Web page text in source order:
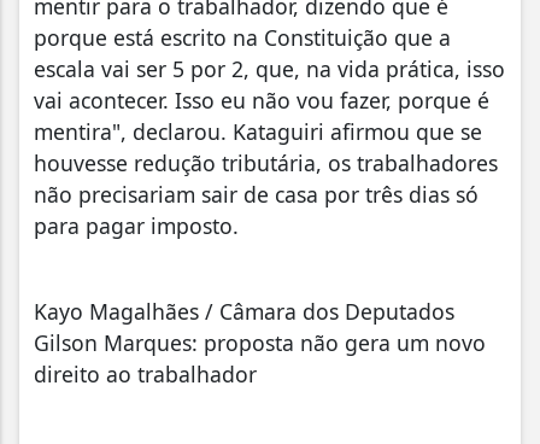
mentir para o trabalhador, dizendo que é
porque está escrito na Constituição que a
escala vai ser 5 por 2, que, na vida prática, isso
vai acontecer. Isso eu não vou fazer, porque é
mentira", declarou. Kataguiri afirmou que se
houvesse redução tributária, os trabalhadores
não precisariam sair de casa por três dias só
para pagar imposto.
Kayo Magalhães / Câmara dos Deputados
Gilson Marques: proposta não gera um novo
direito ao trabalhador